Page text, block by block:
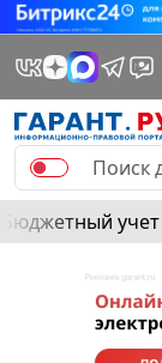
Бюджетный учет